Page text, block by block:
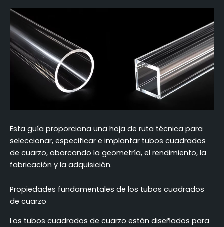
Conclusiones: Aplicación de soluciones de tubo de
cuarzo cuadrado
Preguntas frecuentes técnicas y operativas
Esta guía proporciona una hoja de ruta técnica para
seleccionar, especificar e implantar tubos cuadrados
de cuarzo, abarcando la geometría, el rendimiento, la
fabricación y la adquisición.
Propiedades fundamentales de los tubos cuadrados
de cuarzo
Los tubos cuadrados de cuarzo están diseñados para